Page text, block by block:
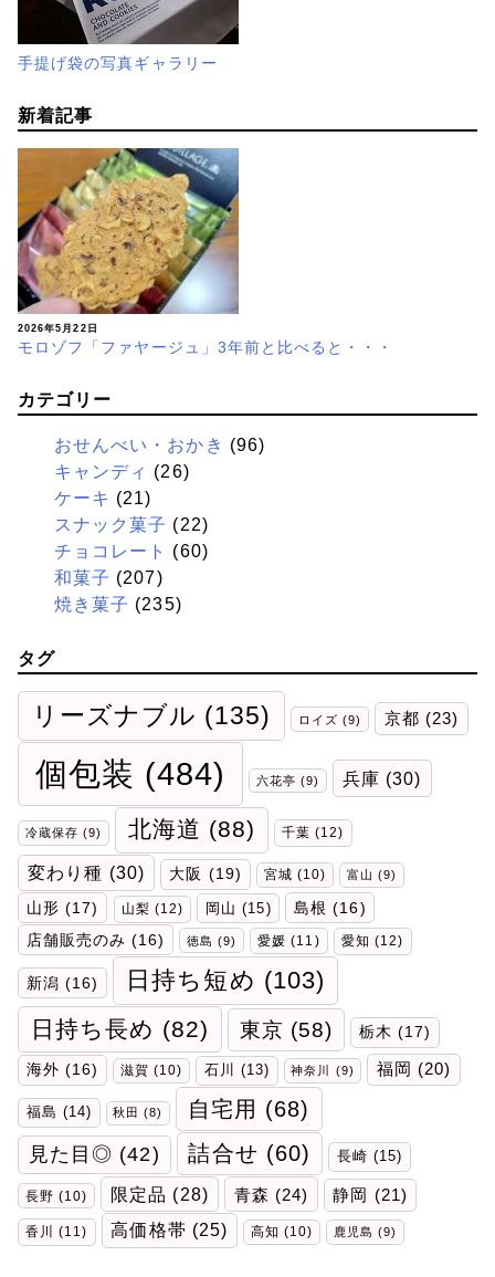
手提げ袋の写真ギャラリー
新着記事
2026年5月22日
モロゾフ「ファヤージュ」3年前と比べると・・・
カテゴリー
おせんべい・おかき (96)
キャンディ (26)
ケーキ (21)
スナック菓子 (22)
チョコレート
(60)
和菓子 (207)
焼き菓子 (235)
タグ
リーズナブル (135) ロイズ (9) 京都 (23)
個包装 (484) 六花亭 (9) 兵庫 (30)
冷蔵保存 (9) 北海道 (88) 千葉 (12)
変わり種 (30) 大阪 (19) 宮城 (10) 富山 (9)
山形 (17) 山梨 (12) 岡山 (15) 島根 (16)
店舗販売のみ (16) 徳島 (9) 愛媛 (11) 愛知 (12)
新潟 (16) 日持ち短め (103)
日持ち長め (82) 東京 (58) 栃木 (17)
海外 (16) 滋賀 (10) 石川 (13) 神奈川 (9) 福岡 (20)
福島 (14) 秋田 (8) 自宅用 (68)
見た目◎ (42) 詰合せ (60) 長崎 (15)
長野 (10) 限定品 (28) 青森 (24) 静岡 (21)
香川 (11) 高価格帯 (25) 高知 (10) 鹿児島 (9)